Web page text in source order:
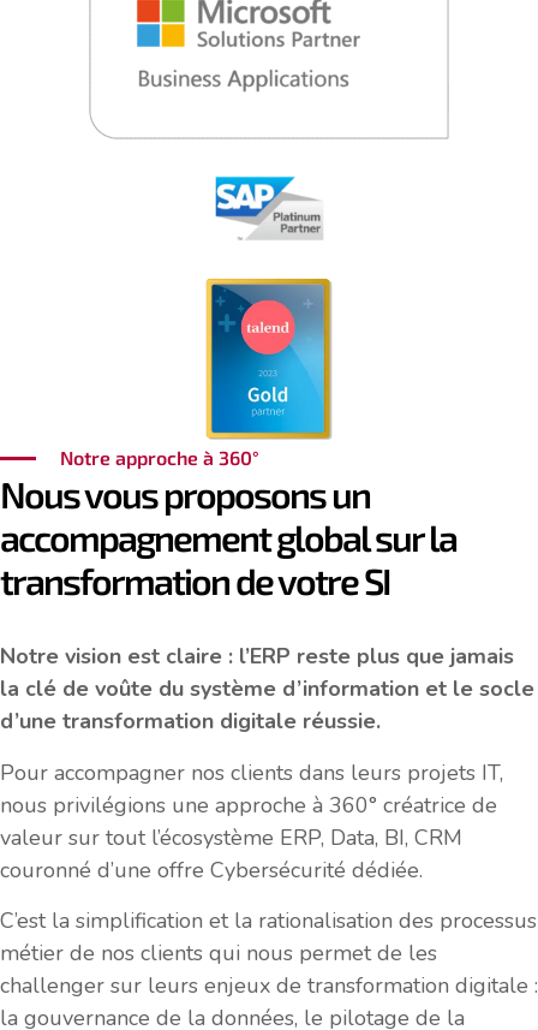
Notre approche à 360°
Nous vous proposons un
accompagnement global sur la
transformation de votre SI
Notre vision est claire : l’ERP reste plus que jamais
la clé de voûte du système d’information et le socle
d’une transformation digitale réussie.
Pour accompagner nos clients dans leurs projets IT,
nous privilégions une approche à 360° créatrice de
valeur sur tout l’écosystème ERP, Data, BI, CRM
couronné d’une offre Cybersécurité dédiée.
C’est la simplification et la rationalisation des processus
métier de nos clients qui nous permet de les
challenger sur leurs enjeux de transformation digitale :
la gouvernance de la données, le pilotage de la